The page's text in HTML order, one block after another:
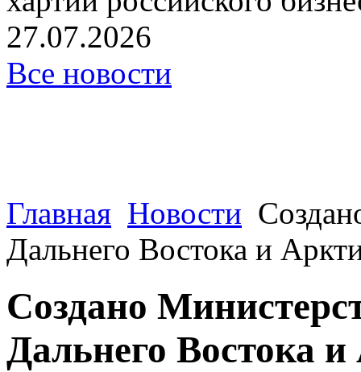
27.07.2026
Все новости
Главная Новости
Дальнего Востока и
Создано
Дальнего Востока